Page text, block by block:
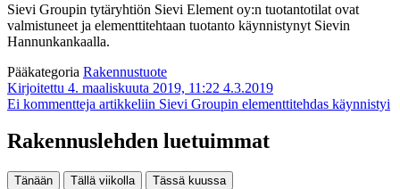
Sievi Groupin tytäryhtiön Sievi Element oy:n tuotantotilat ovat
valmistuneet ja elementtitehtaan tuotanto käynnistynyt Sievin
Hannunkankaalla.
Pääkategoria Rakennustuote
Kirjoitettu 4. maaliskuuta 2019, 11:22 4.3.2019
Ei kommentteja artikkeliin Sievi Groupin elementtitehdas käynnistyi
Rakennuslehden luetuimmat
Tänään Tällä viikolla Tässä kuussa